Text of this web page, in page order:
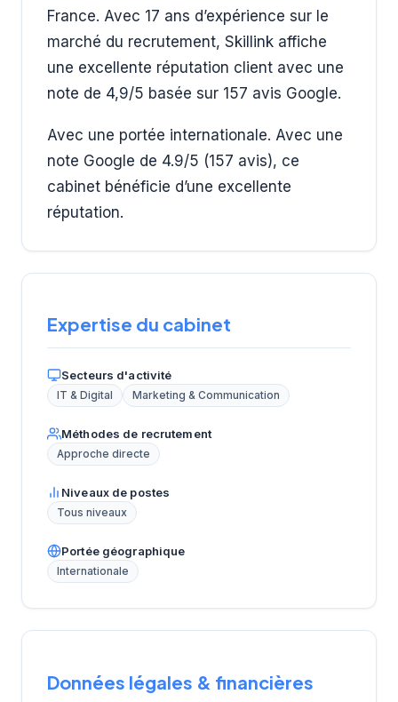
France. Avec 17 ans d’expérience sur le
marché du recrutement, Skillink affiche
une excellente réputation client avec une
note de 4,9/5 basée sur 157 avis Google.
Avec une portée internationale. Avec une
note Google de 4.9/5 (157 avis), ce
cabinet bénéficie d’une excellente
réputation.
Expertise du cabinet
Secteurs d'activité
IT & Digital Marketing & Communication
Méthodes de recrutement
Approche directe
Niveaux de postes
Tous niveaux
Portée géographique
Internationale
Données légales & financières